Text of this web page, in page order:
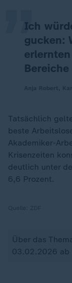
Ich
gucken:
Tatsächlich
beste
Akademiker-
Krisenzeiten
deutlich unter
6,6 Prozent.
Über das
03.02.2026 ab